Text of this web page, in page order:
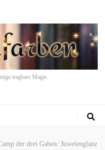
tragbare Magie.
der drei Gaben: Juwelenglanz